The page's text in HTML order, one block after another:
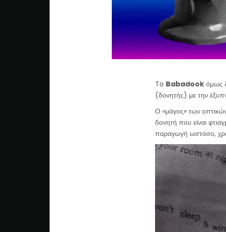
To Babadookόμως
(δονητής) με την
Ο «μάγος» των
δονητή που είναι
παραγωγή ωστόσο,